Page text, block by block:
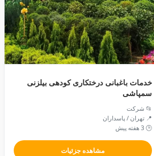
خدمات باغبانی درختکاری کودهی بیلزنی
سمپاشی
📂 شرکت
📍 تهران / پاسداران
🕒 3 هفته پیش
مشاهده جزئیات